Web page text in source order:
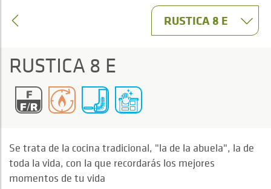
RUSTICA 8 E
RUSTICA 8 E
Se trata de la cocina tradicional, "la de la abuela", la de
toda la vida, con la que recordarás los mejores
momentos de tu vida